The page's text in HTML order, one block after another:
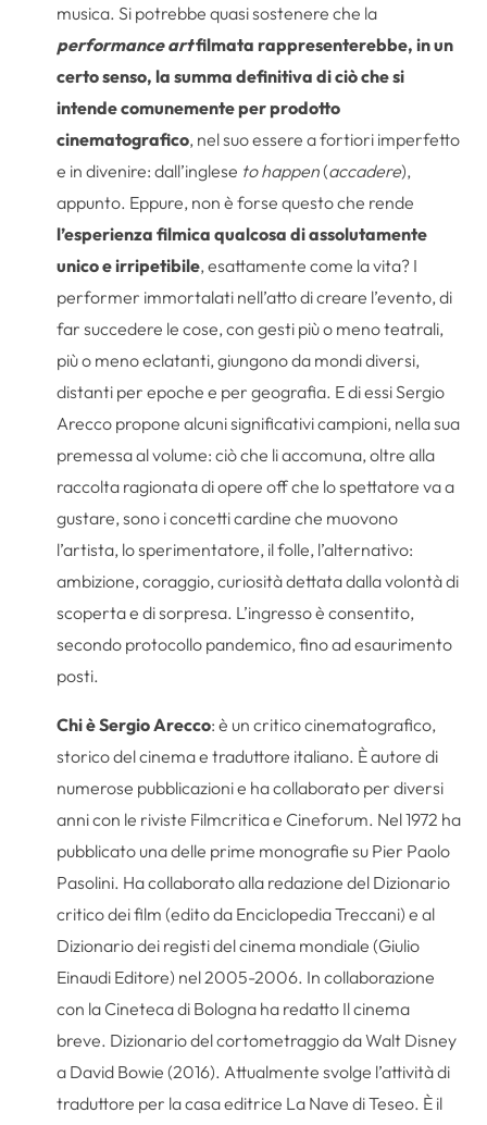
musica. Si potrebbe quasi sostenere che la
performance artfilmata rappresenterebbe, in un
certo senso, la summa definitiva di ciò che si
intende comunemente per prodotto
cinematografico, nel suo essere a fortiori imperfetto
e in divenire: dall’inglese to happen(accadere),
appunto. Eppure, non è forse questo che rende
l’esperienza filmica qualcosa di assolutamente
unico e irripetibile, esattamente come la vita? I
performer immortalati nell’atto di creare l’evento, di
far succedere le cose, con gesti più o meno teatrali,
più o meno eclatanti, giungono da mondi diversi,
distanti per epoche e per geografia. E di essi Sergio
Arecco propone alcuni significativi campioni, nella sua
premessa al volume: ciò che li accomuna, oltre alla
raccolta ragionata di opere off che lo spettatore va a
gustare, sono i concetti cardine che muovono
l’artista, lo sperimentatore, il folle, l’alternativo:
ambizione, coraggio, curiosità dettata dalla volontà di
scoperta e di sorpresa. L’ingresso è consentito,
secondo protocollo pandemico, fino ad esaurimento
posti.
Chi è Sergio Arecco: è un critico cinematografico,
storico del cinema e traduttore italiano. È autore di
numerose pubblicazioni e ha collaborato per diversi
anni con le riviste Filmcritica e Cineforum. Nel 1972 ha
pubblicato una delle prime monografie su Pier Paolo
Pasolini. Ha collaborato alla redazione del Dizionario
critico dei film (edito da Enciclopedia Treccani) e al
Dizionario dei registi del cinema mondiale (Giulio
Einaudi Editore) nel 2005-2006. In collaborazione
con la Cineteca di Bologna ha redatto Il cinema
breve. Dizionario del cortometraggio da Walt Disney
a David Bowie (2016). Attualmente svolge l’attività di
traduttore per la casa editrice La Nave di Teseo. È il